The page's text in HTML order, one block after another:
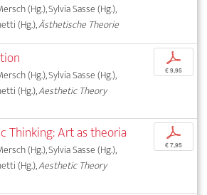
(Hg.), Sylvia Sasse (Hg.),
(Hg.),Ästhetische Theorie
(Hg.), Sylvia Sasse (Hg.),
(Hg.),Aesthetic Theory
p
€ 9,95
Thinking: Art as theoria
(Hg.), Sylvia Sasse (Hg.),
(Hg.),Aesthetic Theory
p
€ 7,95